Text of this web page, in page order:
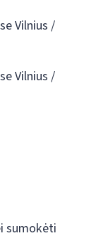
Vilnius /
Vilnius /
sumokėti